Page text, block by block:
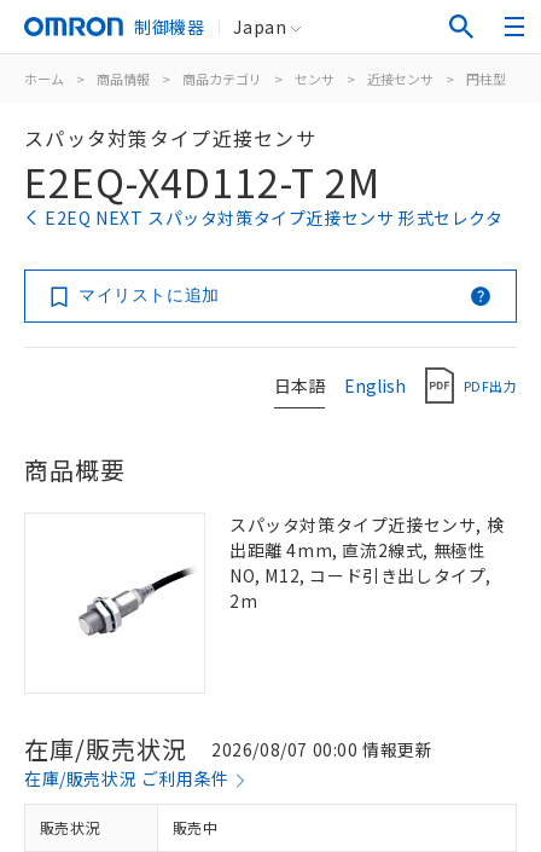
制御機器 Japan
ホーム > 商品情報 > 商品カテゴリ > センサ > 近接センサ > 円柱型
スパッタ対策タイプ近接センサ
E2EQ-X4D112-T 2M
E2EQ NEXT スパッタ対策タイプ近接センサ 形式セレクタ
マイリストに追加
日本語 English PDF出力
商品概要
スパッタ対策タイプ近接センサ, 検
出距離 4mm, 直流2線式, 無極性
NO, M12, コード引き出しタイプ,
2m
在庫/販売状況
2026/08/07 00:00 情報更新
在庫/販売状況 ご利用条件
販売状況 販売中